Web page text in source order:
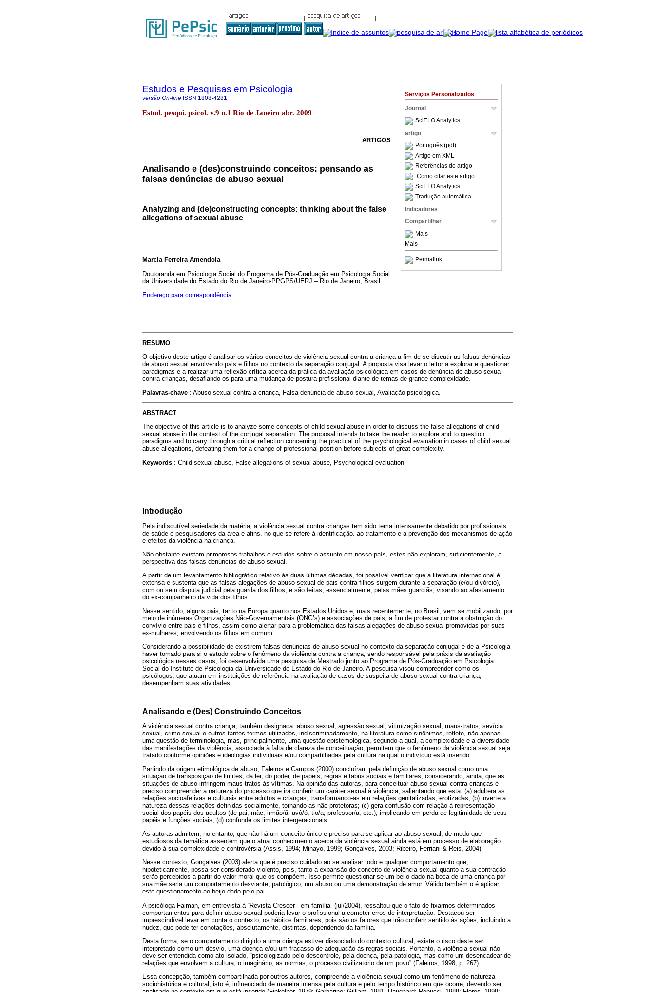
Serviços Personalizados
Journal
SciELO Analytics
artigo
Português (pdf)
Artigo em XML
Referências do artigo
Como citar este artigo
SciELO Analytics
Tradução automática
Indicadores
Compartilhar
Mais
Mais
Permalink
Estudos e Pesquisas em Psicologia
versão On-line ISSN 1808-4281
Estud. pesqui. psicol. v.9 n.1 Rio de Janeiro abr. 2009
ARTIGOS
Analisando e (des)construindo conceitos: pensando as
falsas denúncias de abuso sexual
Analyzing and (de)constructing concepts: thinking about the false
allegations of sexual abuse
Marcia Ferreira Amendola
Doutoranda em Psicologia Social do Programa de Pós-Graduação em Psicologia Social
da Universidade do Estado do Rio de Janeiro-PPGPS/UERJ – Rio de Janeiro, Brasil
Endereço para correspondência
RESUMO
O objetivo deste artigo é analisar os vários conceitos de violência sexual contra a criança a fim de se discutir as falsas denúncias
de abuso sexual envolvendo pais e filhos no contexto da separação conjugal. A proposta visa levar o leitor a explorar e questionar
paradigmas e a realizar uma reflexão crítica acerca da prática da avaliação psicológica em casos de denúncia de abuso sexual
contra crianças, desafiando-os para uma mudança de postura profissional diante de temas de grande complexidade.
Palavras-chave : Abuso sexual contra a criança, Falsa denúncia de abuso sexual, Avaliação psicológica.
ABSTRACT
The objective of this article is to analyze some concepts of child sexual abuse in order to discuss the false allegations of child
sexual abuse in the context of the conjugal separation. The proposal intends to take the reader to explore and to question
paradigms and to carry through a critical reflection concerning the practical of the psychological evaluation in cases of child sexual
abuse allegations, defeating them for a change of professional position before subjects of great complexity.
Keywords : Child sexual abuse, False allegations of sexual abuse, Psychological evaluation
Introdução
Pela indiscutível seriedade da matéria, a violência sexual contra crianças tem sido tema intensamente debatido por profissionais
de saúde e pesquisadores da área e afins, no que se refere à identificação, ao tratamento e à prevenção dos mecanismos de ação
e efeitos da violência na criança.
Não obstante existam primorosos trabalhos e estudos sobre o assunto em nosso país, estes não exploram, suficientemente, a
perspectiva das falsas denúncias de abuso sexual.
A partir de um levantamento bibliográfico relativo às duas últimas décadas, foi possível verificar que a literatura internacional é
extensa e sustenta que as falsas alegações de abuso sexual de pais contra filhos surgem durante a separação (e/ou divórcio),
com ou sem disputa judicial pela guarda dos filhos, e são feitas, essencialmente, pelas mães guardiãs, visando ao afastamento
do ex-companheiro da vida dos filhos.
Nesse sentido, alguns pais, tanto na Europa quanto nos Estados Unidos e, mais recentemente, no Brasil, vem se mobilizando, por
meio de inúmeras Organizações Não-Governamentais (ONG’s) e associações de pais, a fim de protestar contra a obstrução do
convívio entre pais e filhos, assim como alertar para a problemática das falsas alegações de abuso sexual promovidas por suas
ex-mulheres, envolvendo os filhos em comum.
Considerando a possibilidade de existirem falsas denúncias de abuso sexual no contexto da separação conjugal e de a Psicologia
haver tomado para si o estudo sobre o fenômeno da violência contra a criança, sendo responsável pela práxis da avaliação
psicológica nesses casos, foi desenvolvida uma pesquisa de Mestrado junto ao Programa de Pós-Graduação em Psicologia
Social do Instituto de Psicologia da Universidade do Estado do Rio de Janeiro. A pesquisa visou compreender como os
psicólogos, que atuam em instituições de referência na avaliação de casos de suspeita de abuso sexual contra criança,
desempenham suas atividades.
Analisando e (Des) Construindo Conceitos
A violência sexual contra criança, também designada: abuso sexual, agressão sexual, vitimização sexual, maus-tratos, sevícia
sexual, crime sexual e outros tantos termos utilizados, indiscriminadamente, na literatura como sinônimos, reflete, não apenas
uma questão de terminologia, mas, principalmente, uma questão epistemológica, segundo a qual, a complexidade e a diversidade
das manifestações da violência, associada à falta de clareza de conceituação, permitem que o fenômeno da violência sexual seja
tratado conforme opiniões e ideologias individuais e/ou compartilhadas pela cultura na qual o indivíduo está inserido.
Partindo da origem etimológica de abuso, Faleiros e Campos (2000) concluíram pela definição de abuso sexual como uma
situação de transposição de limites, da lei, do poder, de papéis, regras e tabus sociais e familiares, considerando, ainda, que as
situações de abuso infringem maus-tratos às vítimas. Na opinião das autoras, para conceituar abuso sexual contra crianças é
preciso compreender a natureza do processo que irá conferir um caráter sexual à violência, salientando que esta: (a) adultera as
relações socioafetivas e culturais entre adultos e crianças, transformando-as em relações genitalizadas, erotizadas; (b) inverte a
natureza dessas relações definidas socialmente, tornando-as não-protetoras; (c) gera confusão com relação à representação
social dos papéis dos adultos (de pai, mãe, irmão/ã, avô/ó, tio/a, professor/a, etc.), implicando em perda de legitimidade de seus
papéis e funções sociais; (d) confunde os limites intergeracionais.
As autoras admitem, no entanto, que não há um conceito único e preciso para se aplicar ao abuso sexual, de modo que
estudiosos da temática assentem que o atual conhecimento acerca da violência sexual ainda está em processo de elaboração
devido à sua complexidade e controvérsia (Assis, 1994; Minayo, 1999; Gonçalves, 2003; Ribeiro, Ferriani & Reis, 2004).
Nesse contexto, Gonçalves (2003) alerta que é preciso cuidado ao se analisar todo e qualquer comportamento que,
hipoteticamente, possa ser considerado violento, pois, tanto a expansão do conceito de violência sexual quanto a sua contração
serão percebidos a partir do valor moral que os compõem. Isso permite questionar se um beijo dado na boca de uma criança por
sua mãe seria um comportamento desviante, patológico, um abuso ou uma demonstração de amor. Válido também o é aplicar
este questionamento ao beijo dado pelo pai.
A psicóloga Faiman, em entrevista à “Revista Crescer - em família” (jul/2004), ressaltou que o fato de fixarmos determinados
comportamentos para definir abuso sexual poderia levar o profissional a cometer erros de interpretação. Destacou ser
imprescindível levar em conta o contexto, os hábitos familiares, pois são os fatores que irão conferir sentido às ações, incluindo a
nudez, que pode ter conotações, absolutamente, distintas, dependendo da família.
Desta forma, se o comportamento dirigido a uma criança estiver dissociado do contexto cultural, existe o risco deste ser
interpretado como um desvio, uma doença e/ou um fracasso de adequação às regras sociais. Portanto, a violência sexual não
deve ser entendida como ato isolado, “psicologizado pelo descontrole, pela doença, pela patologia, mas como um desencadear de
relações que envolvem a cultura, o imaginário, as normas, o processo civilizatório de um povo” (Faleiros, 1998, p. 267).
Essa concepção, também compartilhada por outros autores, compreende a violência sexual como um fenômeno de natureza
sociohistórica e cultural, isto é, influenciado de maneira intensa pela cultura e pelo tempo histórico em que ocorre, devendo ser